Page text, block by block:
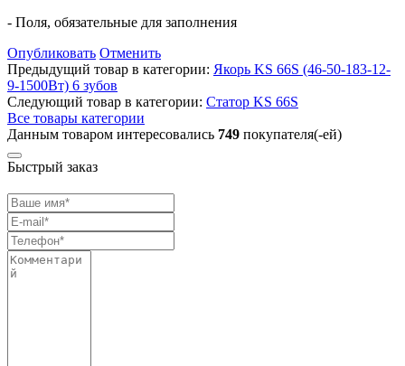
- Поля, обязательные для заполнения
Опубликовать Отменить
Предыдущий товар в категории: Якорь KS 66S (46-50-183-12-
9-1500Вт) 6 зубов
Следующий товар в категории: Статор KS 66S
Все товары категории
Данным товаром интересовались 749 покупателя(-ей)
Быстрый заказ